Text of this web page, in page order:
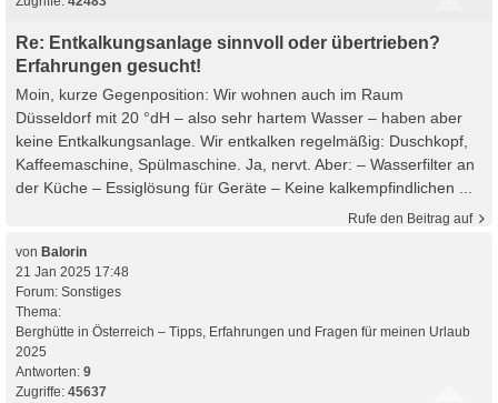
Re: Entkalkungsanlage sinnvoll oder übertrieben?
Erfahrungen gesucht!
Moin, kurze Gegenposition: Wir wohnen auch im Raum
Düsseldorf mit 20 °dH – also sehr hartem Wasser – haben aber
keine Entkalkungsanlage. Wir entkalken regelmäßig: Duschkopf,
Kaffeemaschine, Spülmaschine. Ja, nervt. Aber: – Wasserfilter an
der Küche – Essiglösung für Geräte – Keine kalkempfindlichen ...
Rufe den Beitrag auf
von Balorin
21 Jan 2025 17:48
Forum: Sonstiges
Thema:
Berghütte in Österreich – Tipps, Erfahrungen und Fragen für meinen Urlaub
2025
Antworten: 9
Zugriffe: 45637